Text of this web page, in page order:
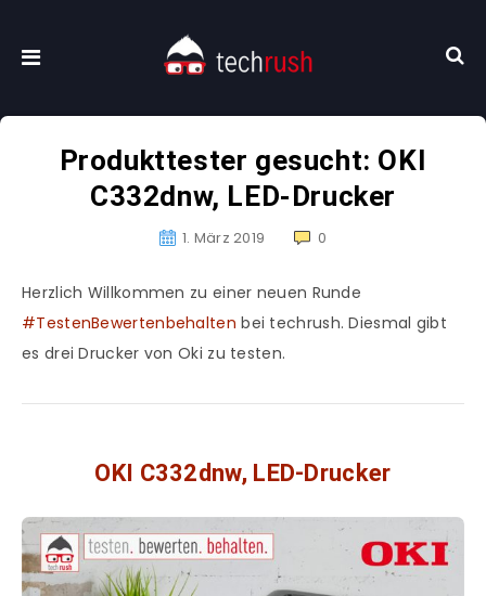
Produkttester gesucht: OKI
C332dnw, LED-Drucker
1. März 2019 0
Herzlich Willkommen zu einer neuen Runde
#TestenBewertenbehalten bei techrush. Diesmal gibt
es drei Drucker von Oki zu testen.
OKI C332dnw, LED-Drucker